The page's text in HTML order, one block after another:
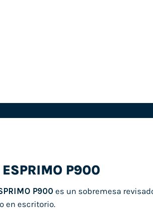
P900
P900 es un sobremesa
en escritorio.